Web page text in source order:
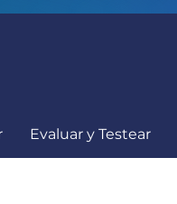
Evaluar y Testear